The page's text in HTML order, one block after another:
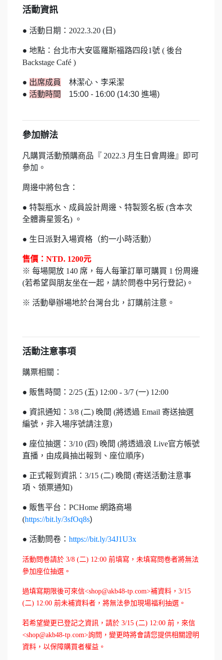
活動資訊
● 活動日期：2022.3.20 (日)
● 地點：台北市大安區羅斯福路四段1號 ( 後台
Backstage Café )
● 出席成員
林潔心、李采潔
● 活動時間 15:00 - 16:00 (14:30 進場)
參加辦法
凡購買活動預購商品『 2022.3 月生日會周邊 』即可
參加。
周邊中將包含：
● 特製瓶水 、成員設計周邊、特製簽名板 (含本次
全體壽星簽名) 。
● 生日派對入場資格（約一小時活動）
售價：NTD. 1200元
※ 每場開放 140 席，每人每筆訂單可購買 1 份周邊
(若希望與朋友坐在一起，請於問卷中另行登記)。
※ 活動舉辦場地於台灣台北，訂購前注意。
活動注意事項
購票相關：
● 販售時間：2/25 (五) 12:00 - 3/7 (一) 12:00
● 資訊通知：3/8 (二) 晚間 (將透過 Email 寄送抽選
編號，非入場序號請注意)
● 座位抽選：3/10 (四) 晚間 (將透過浪 Live官方帳號
直播，由成員抽出報到、座位順序)
● 正式報到資訊：3/15 (二) 晚間 (寄送活動注意事
項、領票通知)
● 販售平台：PCHome 網路商場
(https://bit.ly/3sfOq8s)
● 活動問卷： https://bit.ly/34J1U3x
活動問卷請於 3/8 (二) 12:00 前填寫，未填寫問卷者將無法
參加座位抽選。
過填寫期限後可來信<shop@akb48-tp.com>補資料，3/15
(二) 12:00 前未補資料者， 將無法參加現場福利抽選 。
若希望變更已登記之資訊，請於 3/15 (二) 12:00 前，來信
<shop@akb48-tp.com>詢問，變更 時將會請您提供相關證明
資料，以保障購買者權益。